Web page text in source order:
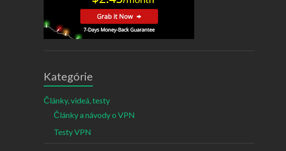
Kategórie
Články, videá, testy
Články a návody o VPN
Testy VPN